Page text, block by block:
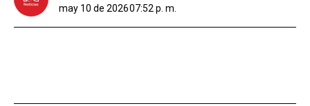
may 10 de 202607:52 p. m.